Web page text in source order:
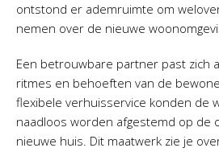
ontstond er ademruimte om
nemen over de nieuwe
Een betrouwbare partner past zich
ritmes en behoeften van de
flexibele verhuisservice konden de
naadloos worden afgestemd op de
nieuwe huis. Dit maatwerk zie je